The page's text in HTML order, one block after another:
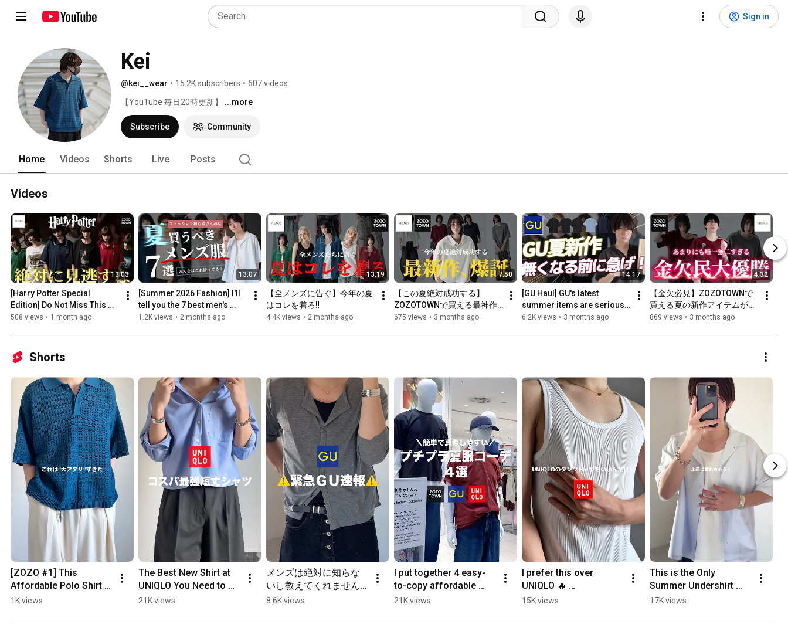
Sign in
Kei
@kei__wear • 15.2K subscribers • 607 videos
【YouTube 毎日20時更新】 ...more
Subscribe Community
Home Videos Shorts Live Posts
Videos
13:03
[Harry Potter Special
Edition] Do Not Miss This
Limited Collection‼️
508 views • 1 month ago
13:07
[Summer 2026 Fashion] I'll
tell you the 7 best men's
clothes you absolutely must
1.2K views • 2 months ago
13:19
【全メンズに告ぐ】今年の夏
はコレを着ろ‼️
4.4K views • 2 months ago
7:50
【この夏絶対成功する】
ZOZOTOWNで買える最神作
が超絶コスパ最強すぎた㊙️
675 views • 3 months ago
14:17
[GU Haul] GU's latest
summer items are seriously
going to sell out so quickly,
6.2K views • 3 months ago
4:32
【金欠必見】ZOZOTOWNで
買える夏の新作アイテムがえ
ちえちすぎました...///
869 views • 3 months ago
Shorts
[ZOZO #1] This
Affordable Polo Shirt Is
an Absolute Gem 👑
#OutfitInspiration
1K views
The Best New Shirt at
UNIQLO You Need to
Buy‼️ #mensfashion
#affordablefashion
21K views
メンズは絶対に知らな
いし教えてくれません
⚠️ #メンズファッション
秋服 #秋服コーデ #秋コ
8.6K views
I put together 4 easy-
to-copy affordable
summer outfits🪄︎︎✨️
#fashionoutfits
21K views
I prefer this over
UNIQLO 🔥
#MensFashion
#SummerOutfits
15K views
This is the Only
Summer Undershirt
You Need‼️
#fashion
17K views